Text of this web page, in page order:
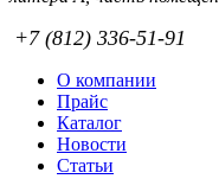
+7 (812) 336-51-91
О компании
Прайс
Каталог
Новости
Статьи